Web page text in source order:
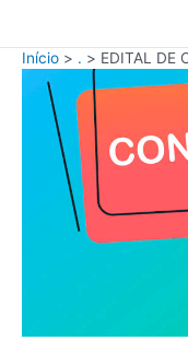
Início . EDITAL DE